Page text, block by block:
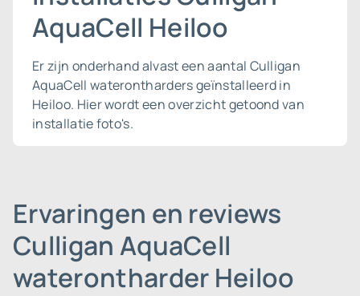
AquaCell Heiloo
Er zijn onderhand alvast een aantal Culligan
AquaCell waterontharders geïnstalleerd in
Heiloo. Hier wordt een overzicht getoond van
installatie foto's.
Ervaringen en reviews
Culligan AquaCell
waterontharder Heiloo